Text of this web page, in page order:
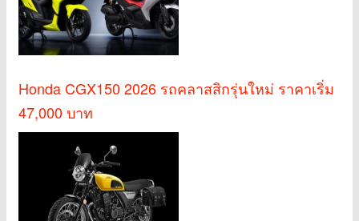
Honda CGX150 2026 รถคลาสสิกรุ่นใหม่ ราคาเริ่ม
47,000 บาท